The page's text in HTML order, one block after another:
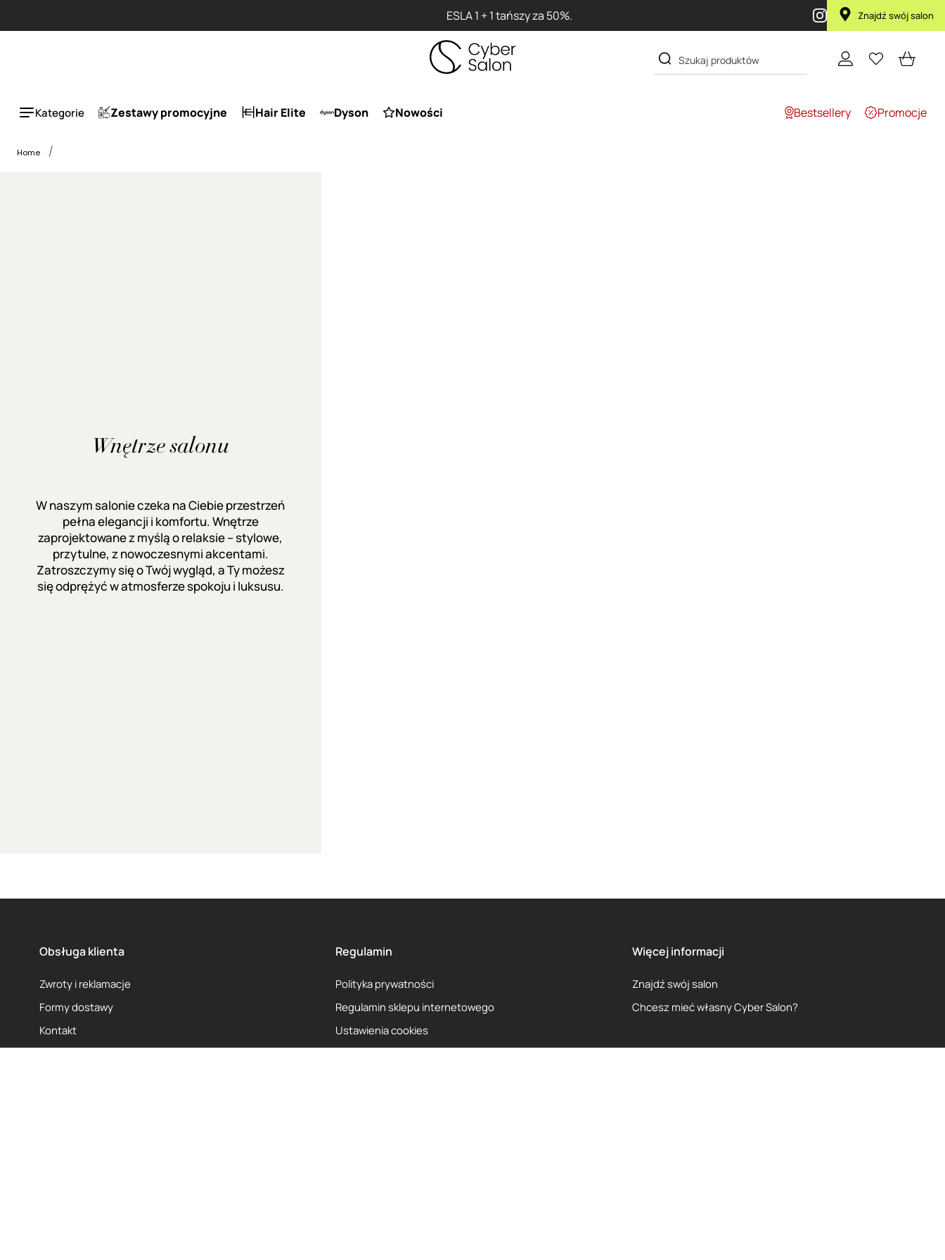
ESLA 1 + 1 tańszy za 50%. Znajdź swój salon
Kategorie Zestawy promocyjne Hair Elite Dyson Nowości Bestsellery Promocje
Home
Wnętrze salonu
W naszym salonie czeka na Ciebie przestrzeń
pełna elegancji i komfortu. Wnętrze
zaprojektowane z myślą o relaksie – stylowe,
przytulne, z nowoczesnymi akcentami.
Zatroszczymy się o Twój wygląd, a Ty możesz
się odprężyć w atmosferze spokoju i luksusu.
Obsługa klienta
Zwroty i reklamacje
Formy dostawy
Kontakt
Regulamin
Polityka prywatności
Regulamin sklepu internetowego
Ustawienia cookies
Więcej informacji
Znajdź swój salon
Chcesz mieć własny Cyber Salon?